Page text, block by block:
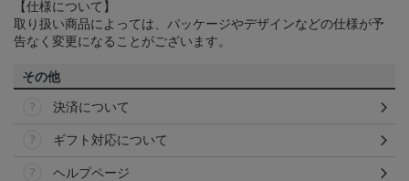
【仕様について】
取り扱い商品によっては、パッケージやデザインなどの仕様が予
告なく変更になることがございます。
その他
決済について
ギフト対応について
ヘルプページ